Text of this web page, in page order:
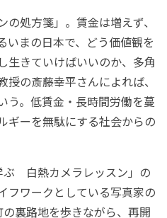
処方箋」。賃金は増えず、
いまの日本で、どう価値観を
生きていけばいいのか、多角
の斎藤幸平さんによれば、
う。低賃金・長時間労働を蔓
ギーを無駄にする社会からの
白熱カメラレッスン」の
フワークとしている写真家の
裏路地を歩きながら、再開